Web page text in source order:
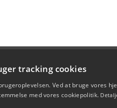
tracking cookies
Ved at bruge vores
med vores cookiepolitik.